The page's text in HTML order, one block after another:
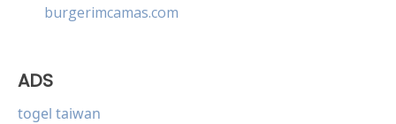
burgerimcamas.com
ADS
togel taiwan